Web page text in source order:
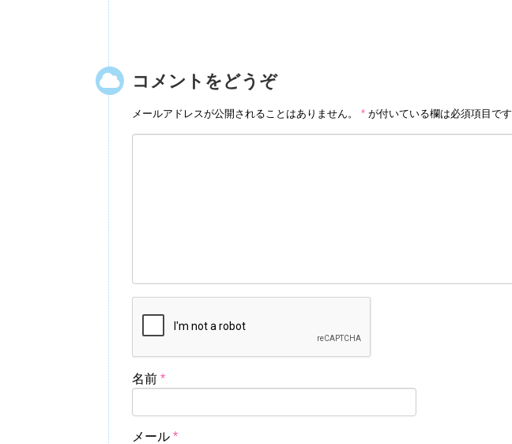
コメントをどうぞ
メールアドレスが公開されることはありません。 * が付いている欄は必須項目です
名前 *
メール *